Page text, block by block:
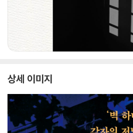
상세 이미지